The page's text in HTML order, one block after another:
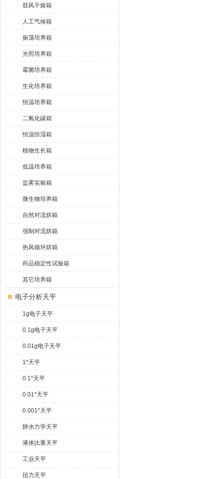
鼓风干燥箱
人工气候箱
振荡培养箱
光照培养箱
霉菌培养箱
生化培养箱
恒温培养箱
二氧化碳箱
恒温恒湿箱
植物生长箱
低温培养箱
盐雾实验箱
微生物培养箱
自然对流烘箱
强制对流烘箱
热风循环烘箱
药品稳定性试验箱
其它培养箱
电子分析天平
1g电子天平
0.1g电子天平
0.01g电子天平
1*天平
0.1*天平
0.01*天平
0.001*天平
静水力学天平
液体比重天平
工业天平
扭力天平